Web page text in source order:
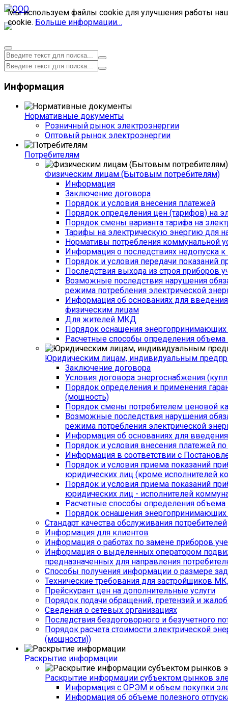
Информация
Нормативные документы
Розничный рынок электроэнергии
Оптовый рынок электроэнергии
Потребителям
Физическим лицам (Бытовым потребителям)
Информация
Заключение договора
Порядок и условия внесения платежей
Порядок определения цен (тарифов) на
Порядок смены варианта тарифа на
Тарифы на электрическую энергию для
Нормативы потребления коммунальной
Информация о последствиях недопуска
Порядок и условия передачи показаний
Последствия выхода из строя приборов
Возможные последствия нарушения
режима потребления электрической
Информация об основаниях для
физическим лицам
Для жителей МКД
Порядок оснащения энергопринимающих
Расчетные способы определения
Юридическим лицам, индивидуальным
Заключение договора
Условия договора энергоснабжения
Порядок определения и применения
(мощность)
Порядок смены потребителем ценовой
Возможные последствия нарушения
режима потребления электрической
Информация об основаниях для
Порядок и условия внесения платежей
Информация в соответствии с
Порядок и условия приема показаний
юридических лиц (кроме исполнителей
Порядок и условия приема показаний
юридических лиц - исполнителей
Расчетные способы определения
Порядок оснащения энергопринимающих
Стандарт качества обслуживания потребителей
Информация для клиентов
Информация о работах по замене приборов
Информация о выделенных оператором
предназначенных для направления
Способы получения информации о размере
Технические требования для застройщиков
Прейскурант цен на дополнительные услуги
Порядок подачи обращений, претензий и
Сведения о сетевых организациях
Последствия бездоговорного и безучетного
Порядок расчета стоимости электрической
(мощности))
Раскрытие информации
Раскрытие информации субъектом рынков
Информация с ОРЭМ и объем покупки
Информация об объеме полезного
Мы используем файлы cookie для улучшения работы
cookie. Больше информации…